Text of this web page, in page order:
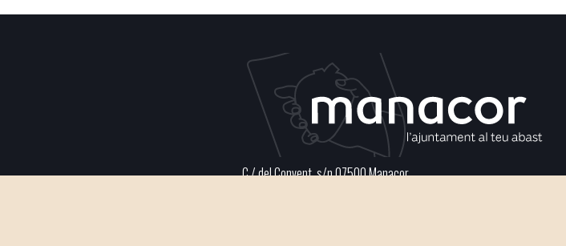
C / del Convent, s/n 07500 Manacor